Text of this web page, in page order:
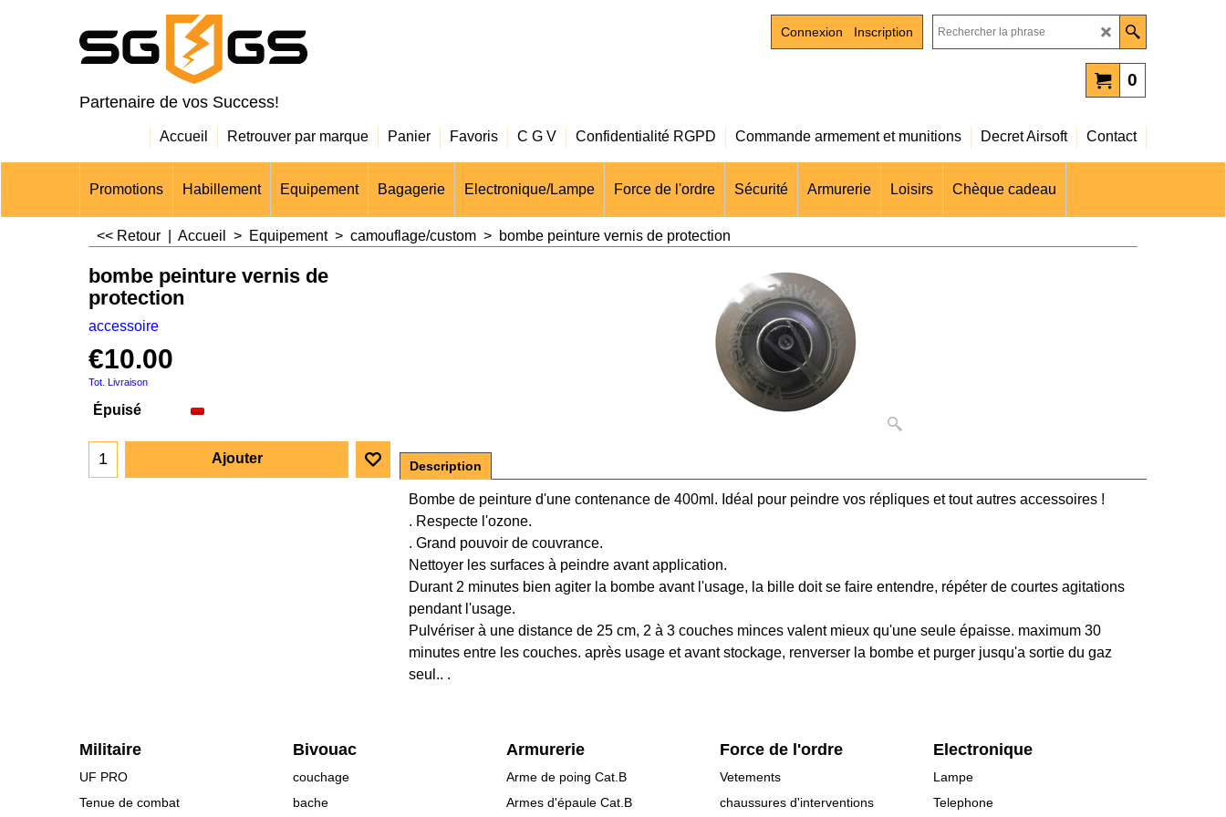
Partenaire de vos Success!
Connexion Inscription
0
Accueil Retrouver par marque Panier Favoris C G V Confidentialité RGPD Commande armement et munitions Decret Airsoft Contact
Promotions Habillement Equipement Bagagerie Electronique/Lampe Force de l'ordre Sécurité Armurerie Loisirs Chèque cadeau
<< Retour Accueil > Equipement> camouflage/custom > bombe peinture vernis de protection
bombe peinture vernis de
protection
accessoire
€10.00
Tot. Livraison
Épuisé
Ajouter
Description
Bombe de peinture d'une contenance de 400ml. Idéal pour peindre vos répliques et tout autres accessoires !
. Respecte l'ozone.
. Grand pouvoir de couvrance.
Nettoyer les surfaces à peindre avant application.
Durant 2 minutes bien agiter la bombe avant l'usage, la bille doit se faire entendre, répéter de courtes agitations
pendant l'usage.
Pulvériser à une distance de 25 cm, 2 à 3 couches minces valent mieux qu'une seule épaisse. maximum 30
minutes entre les couches. après usage et avant stockage, renverser la bombe et purger jusqu'a sortie du gaz
seul.. .
Militaire
UF PRO
Tenue de combat
Bivouac
couchage
bache
Armurerie
Arme de poing Cat.B
Armes d'épaule Cat.B
Force de l'ordre
Vetements
chaussures d'interventions
Electronique
Lampe
Telephone